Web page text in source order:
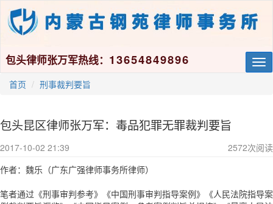
包头律师张万军热线： 13654849896
首页 刑事裁判要旨
包头昆区律师张万军：毒品犯罪无罪裁判要旨
2017-10-02 21:39 2572次阅读
作者：魏乐（广东广强律师事务所律师）
笔者通过《刑事审判参考》《中国刑事审判指导案例》《人民法院指导案